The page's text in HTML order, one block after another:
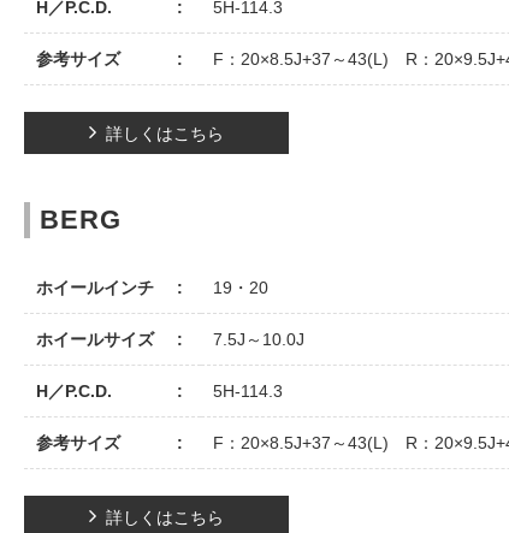
H／P.C.D. 5H-114.3
参考サイズ F：20×8.5J+37～43(L) R：
詳しくはこちら
BERG
ホイールインチ 19・20
ホイールサイズ 7.5J～10.0J
H／P.C.D. 5H-114.3
参考サイズ F：20×8.5J+37～43(L) R：
詳しくはこちら